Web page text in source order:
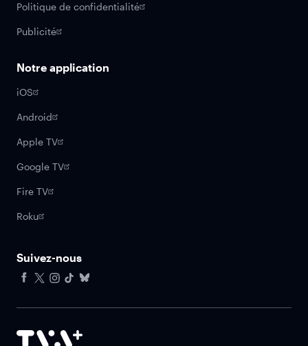
Politique de confidentialité
Publicité
Notre application
iOS
Android
Apple TV
Google TV
Fire TV
Roku
Suivez-nous